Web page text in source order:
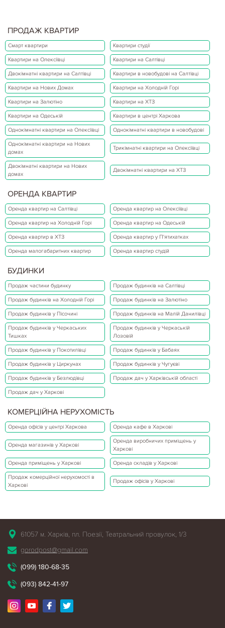
ПРОДАЖ КВАРТИР
Смарт квартири Квартири студії
Квартири на Олексіївці Квартири на Салтівці
Двокімнатні квартири на Салтівці Квартири в новобудові на Салтівці
Квартири на Нових Домах Квартири на Холодній Горі
Квартири на Залютіно Квартири на ХТЗ
Квартири на Одеській Квартири в центрі Харкова
Однокімнатні квартири на Олексіївці Однокімнатні квартири в новобудові
Однокімнатні квартири на Нових
домах
Трикімнатні квартири на Олексіївці
Двокімнатні квартири на Нових
домах
Двокімнатні квартири на ХТЗ
ОРЕНДА КВАРТИР
Оренда квартир на Салтівці Оренда квартир на Олексіївці
Оренда квартир на Холодній Горі Оренда квартир на Одеській
Оренда квартир в ХТЗ Оренда квартир у П'ятихатках
Оренда малогабаритних квартир Оренда квартир студій
БУДИНКИ
Продаж частини будинку Продаж будинків на Салтівці
Продаж будинків на Холодній Горі Продаж будинків на Залютіно
Продаж будинків у Пісочині Продаж будинків на Малій Данилівці
Продаж будинків у Черкаських
Тишках
Продаж будинків у Черкаській
Лозовій
Продаж будинків у Покотилівці Продаж будинків у Бабаях
Продаж будинків у Циркунах Продаж будинків у Чугуєві
Продаж будинків у Безлюдівці Продаж дач у Харківській області
Продаж дач у Харкові
КОМЕРЦІЙНА НЕРУХОМІСТЬ
Оренда офісів у центрі Харкова Оренда кафе в Харкові
Оренда магазинів у Харкові
Оренда виробничих приміщень у
Харкові
Оренда приміщень у Харкові Оренда складів у Харкові
Продаж комерційної нерухомості в
Харкові
Продаж офісів у Харкові
61057 м. Харків, пл. Поезії, Театральний провулок, 1/3
gorodpost@gmail.com
(099) 180-68-35
(093) 842-41-97